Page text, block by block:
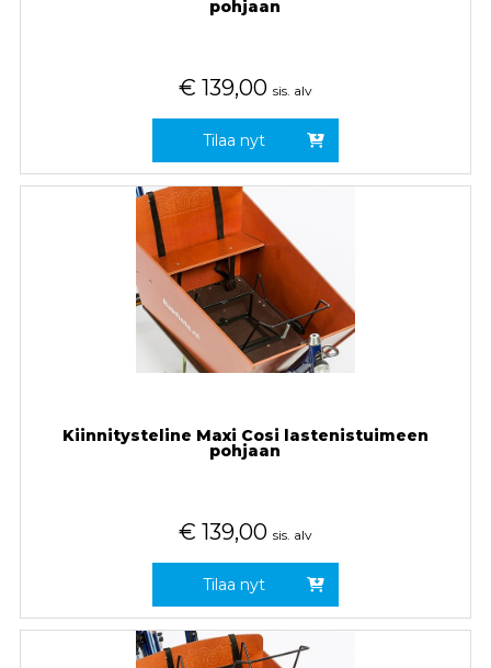
pohjaan
€ 139,00 sis. alv
Tilaa nyt
Kiinnitysteline Maxi Cosi lastenistuimeen
pohjaan
€ 139,00 sis. alv
Tilaa nyt